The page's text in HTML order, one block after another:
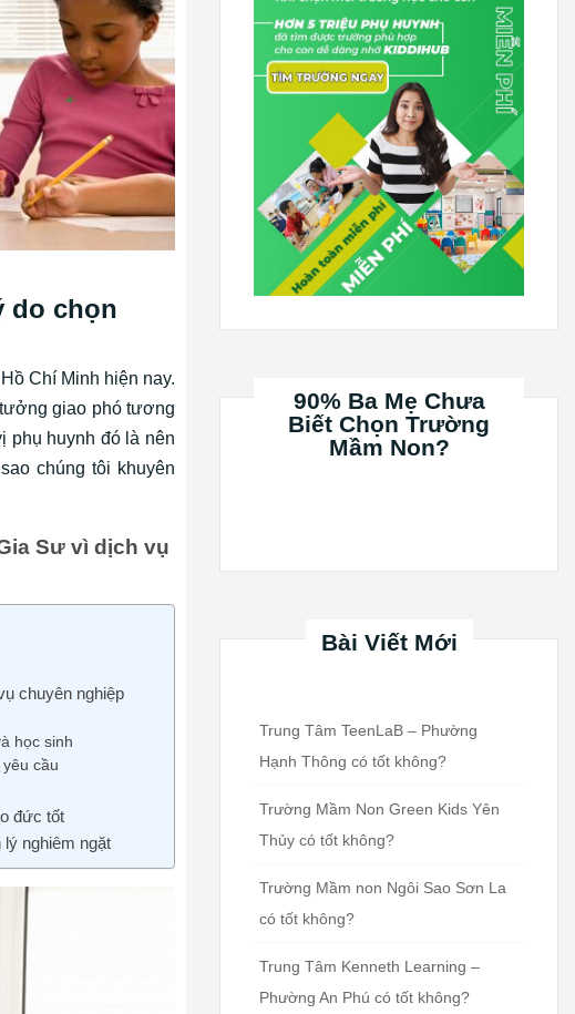
do chọn
Chí Minh hiện nay.
giao phó tương
phụ huynh đó là nên
chúng tôi khuyên
Sư vì dịch vụ
chuyên nghiệp
học sinh
cầu
đức tốt
nghiêm ngặt
90% Ba Mẹ Chưa
Biết Chọn Trường
Mầm Non?
Bài Viết Mới
Trung Tâm TeenLaB – Phường
Hạnh Thông có tốt không?
Trường Mầm Non Green Kids Yên
Thủy có tốt không?
Trường Mầm non Ngôi Sao Sơn La
có tốt không?
Trung Tâm Kenneth Learning –
Phường An Phú có tốt không?